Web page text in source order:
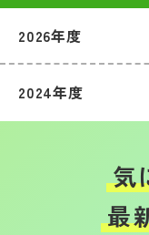
2026年度
2024年度
気
最